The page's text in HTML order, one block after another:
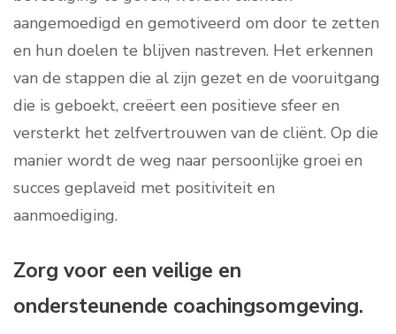
aangemoedigd en gemotiveerd om door te zetten
en hun doelen te blijven nastreven. Het erkennen
van de stappen die al zijn gezet en de vooruitgang
die is geboekt, creëert een positieve sfeer en
versterkt het zelfvertrouwen van de cliënt. Op die
manier wordt de weg naar persoonlijke groei en
succes geplaveid met positiviteit en
aanmoediging.
Zorg voor een veilige en
ondersteunende coachingsomgeving.